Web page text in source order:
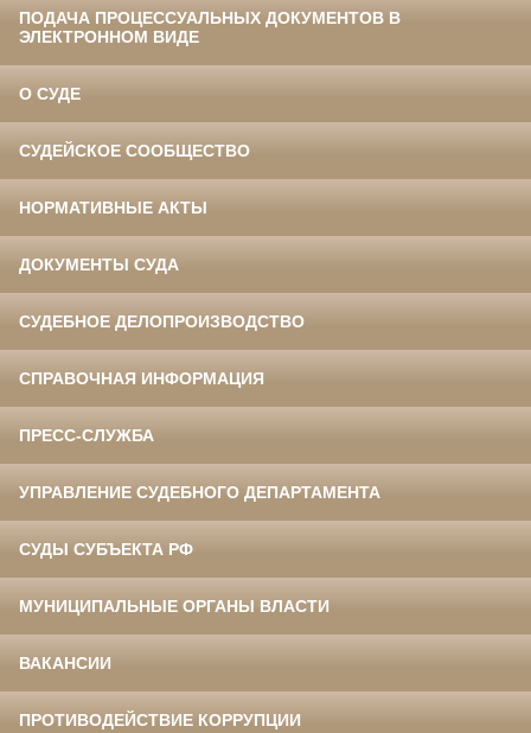
ПОДАЧА ПРОЦЕССУАЛЬНЫХ ДОКУМЕНТОВ В
ЭЛЕКТРОННОМ ВИДЕ
О СУДЕ
СУДЕЙСКОЕ СООБЩЕСТВО
НОРМАТИВНЫЕ АКТЫ
ДОКУМЕНТЫ СУДА
СУДЕБНОЕ ДЕЛОПРОИЗВОДСТВО
СПРАВОЧНАЯ ИНФОРМАЦИЯ
ПРЕСС-СЛУЖБА
УПРАВЛЕНИЕ СУДЕБНОГО ДЕПАРТАМЕНТА
СУДЫ СУБЪЕКТА РФ
МУНИЦИПАЛЬНЫЕ ОРГАНЫ ВЛАСТИ
ВАКАНСИИ
ПРОТИВОДЕЙСТВИЕ КОРРУПЦИИ